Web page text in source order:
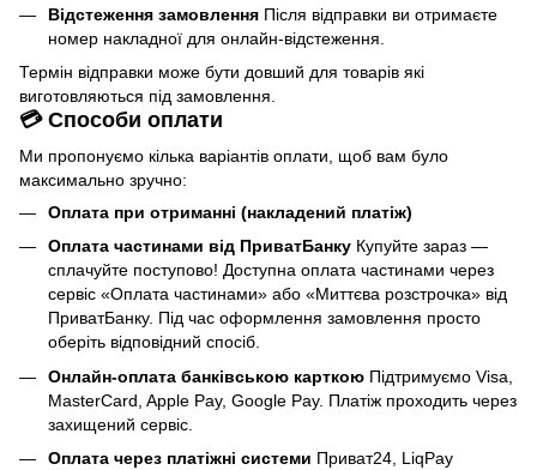
Відстеження замовлення Після відправки ви отримаєте
номер накладної для онлайн-відстеження.
Термін відправки може бути довший для товарів які
виготовляються під замовлення.
💳 Способи оплати
Ми пропонуємо кілька варіантів оплати, щоб вам було
максимально зручно:
Оплата при отриманні (накладений платіж)
Оплата частинами від ПриватБанку Купуйте зараз —
сплачуйте поступово! Доступна оплата частинами через
сервіс «Оплата частинами» або «Миттєва розстрочка» від
ПриватБанку. Під час оформлення замовлення просто
оберіть відповідний спосіб.
Онлайн-оплата банківською карткою Підтримуємо Visa,
MasterCard, Apple Pay, Google Pay. Платіж проходить через
захищений сервіс.
Оплата через платіжні системи Приват24, LiqPay